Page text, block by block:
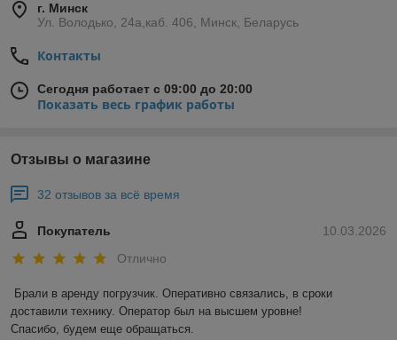
г. Минск
Ул. Володько, 24а,каб. 406, Минск, Беларусь
Контакты
Сегодня работает с 09:00 до 20:00
Показать весь график работы
Отзывы о магазине
32 отзывов за всё время
10.03.2026
Покупатель
Отлично
Брали в аренду погрузчик. Оперативно связались, в сроки
доставили технику. Оператор был на высшем уровне!
Спасибо, будем еще обращаться.